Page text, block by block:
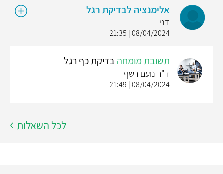
אלימנציה לבדיקת רגל
דני
08/04/2024 | 21:35
תשובת מומחה בדיקת כף רגל
ד"ר נועם רשף
08/04/2024 | 21:49
לכל השאלות